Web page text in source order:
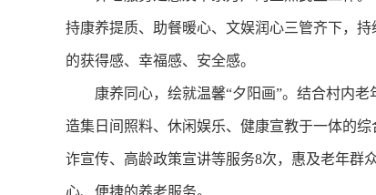
持康养提质、助餐暖心、文娱润心三管齐下，
的获得感、幸福感、安全感。
康养同心，绘就温馨“夕阳画”。结合村内老
造集日间照料、休闲娱乐、健康宣教于一体的
诈宣传、高龄政策宣讲等服务8次，惠及老年群
心、便捷的养老服务。